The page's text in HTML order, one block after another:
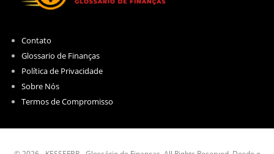
Contato
Glossario de Finanças
Política de Privacidade
Sobre Nós
Termos de Compromisso